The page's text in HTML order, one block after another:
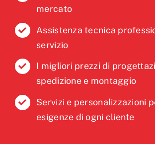
mercato
Assistenza tecnica
servizio
I migliori prezzi di
spedizione e montaggio
Servizi e personalizzazioni
esigenze di ogni cliente